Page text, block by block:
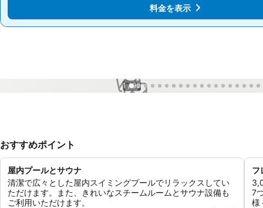
料金を表示
1 / 90
おすすめポイント
屋内プールとサウナ
清潔で広々とした屋内スイミングプールでリラックスしてい
ただけます。また、きれいなスチームルームとサウナ設備も
ご利用いただけます。
フ
7
様